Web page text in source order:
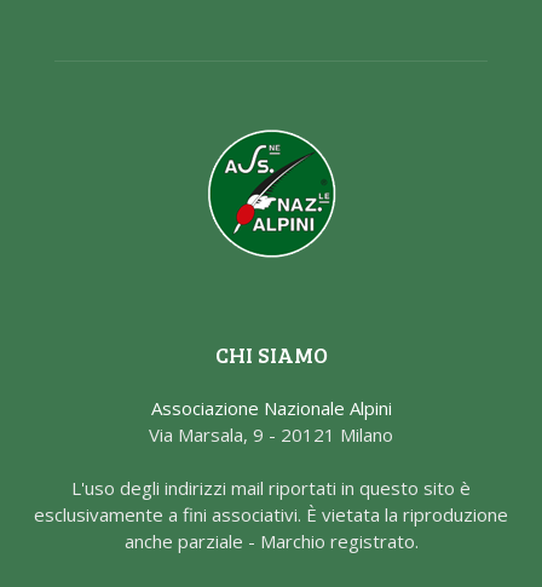
CHI SIAMO
Associazione Nazionale Alpini
Via Marsala, 9 - 20121 Milano
L'uso degli indirizzi mail riportati in questo sito è
esclusivamente a fini associativi. È vietata la riproduzione
anche parziale - Marchio registrato.